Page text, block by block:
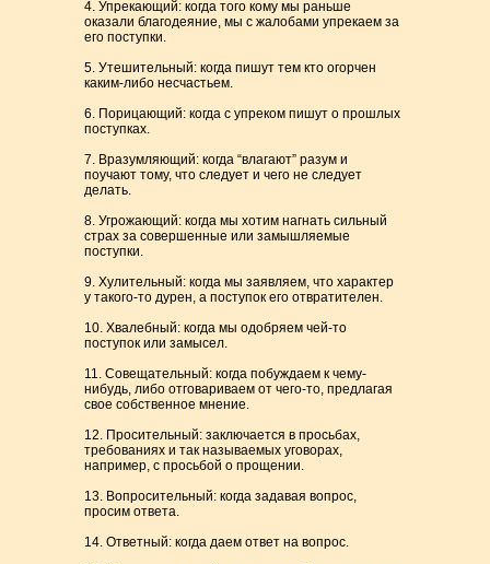
4. Упрекающий: когда того кому мы раньше
оказали благодеяние, мы с жалобами упрекаем за
его поступки.
5. Утешительный: когда пишут тем кто огорчен
каким-либо несчастьем.
6. Порицающий: когда с упреком пишут о прошлых
поступках.
7. Вразумляющий: когда “влагают” разум и
поучают тому, что следует и чего не следует
делать.
8. Угрожающий: когда мы хотим нагнать сильный
страх за совершенные или замышляемые
поступки.
9. Хулительный: когда мы заявляем, что характер
у такого-то дурен, а поступок его отвратителен.
10. Хвалебный: когда мы одобряем чей-то
поступок или замысел.
11. Совещательный: когда побуждаем к чему-
нибудь, либо отговариваем от чего-то, предлагая
свое собственное мнение.
12. Просительный: заключается в просьбах,
требованиях и так называемых уговорах,
например, с просьбой о прощении.
13. Вопросительный: когда задавая вопрос,
просим ответа.
14. Ответный: когда даем ответ на вопрос.